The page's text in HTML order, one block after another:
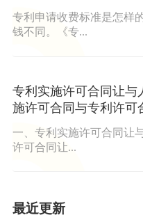
专利申请收费标准是怎样
钱不同。《专...
专利实施许可合同让与
施许可合同与专利许可
一、专利实施许可合同让
许可合同让...
最近更新